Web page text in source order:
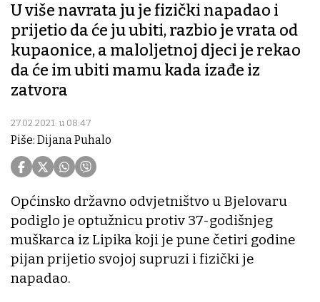
U više navrata ju je fizički napadao i
prijetio da će ju ubiti, razbio je vrata od
kupaonice, a maloljetnoj djeci je rekao
da će im ubiti mamu kada izađe iz
zatvora
27.02.2021. u 08:47
Piše: Dijana Puhalo
Općinsko državno odvjetništvo u Bjelovaru
podiglo je optužnicu protiv 37-godišnjeg
muškarca iz Lipika koji je pune četiri godine
pijan prijetio svojoj supruzi i fizički je
napadao.